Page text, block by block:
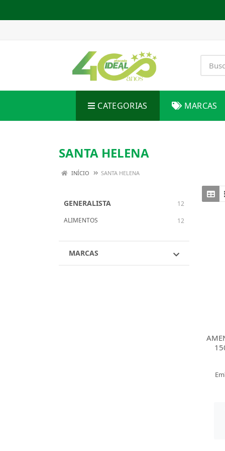
CATEGORIAS MARCAS
SANTA HELENA
INÍCIO SANTA HELENA
GENERALISTA
12
ALIMENTOS
12
MARCAS